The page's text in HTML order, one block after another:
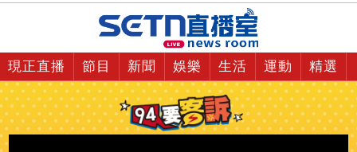
現正直播 節目 新聞 娛樂 生活 運動 精選